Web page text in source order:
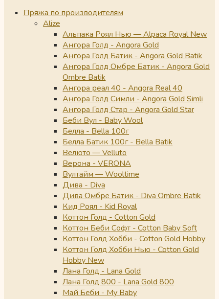
Пряжа по производителям
Alize
Альпака Роял Нью — Alpaca Royal New
Ангора Голд - Angora Gold
Ангора Голд Батик - Angora Gold Batik
Ангора Голд Омбре Батик - Angora Gold
Ombre Batik
Ангора реал 40 - Angora Real 40
Ангора Голд Симли - Angora Gold Simli
Ангора Голд Стар - Angora Gold Star
Беби Вул - Baby Wool
Белла - Bella 100г
Белла Батик 100г - Bella Batik
Велюто — Velluto
Верона - VERONA
Вултайм — Wooltime
Дива - Diva
Дива Омбре Батик - Diva Ombre Batik
Кид Роял - Kid Royal
Коттон Голд - Cotton Gold
Коттон Беби Софт - Cotton Baby Soft
Коттон Голд Хобби - Cotton Gold Hobby
Коттон Голд Хобби Нью - Cotton Gold
Hobby New
Лана Голд - Lana Gold
Лана Голд 800 - Lana Gold 800
Май Беби - My Baby